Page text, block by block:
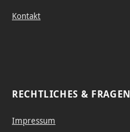
Kontakt
RECHTLICHES & FRAGEN
Impressum